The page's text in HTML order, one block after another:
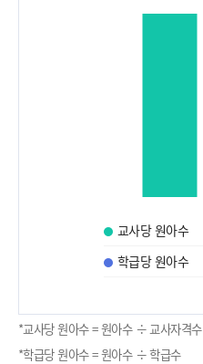
교사당 원아수
학급당 원아수
*교사당 원아수 = 원아수 ÷ 교사자격수
*학급당 원아수 = 원아수 ÷ 학급수